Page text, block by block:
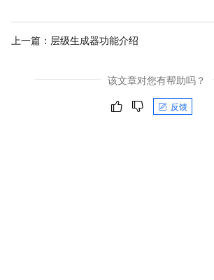
上一篇： 层级生成器功能介绍
该文章对您有帮助吗？
反馈